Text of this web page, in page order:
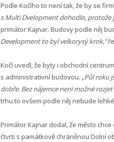
Podle Kočího to není tak, že by se
s Multi Dvelopment dohodlo, protože
primátor Kajnar. Budovy podle něj
Development to byl velkorysý krok,"
Kočí uvedl, že byty i obchodní
s administrativní budovou. „Půl roku
dobře. Bez nájemce není možné
trhu to ovšem podle něj nebude
Primátor Kajnar dodal, že město
čtvrti s památkově chráněnou Dolní